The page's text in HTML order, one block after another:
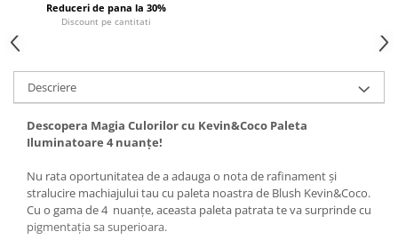
Articole de plaja
Pistoale cu apa
Articole pentru Copii
Articole Diverse copii
Articole diverse pentru copii
Genti, Portofele, Penare
Ingrijire Unghii
Jucarii Creative
Reduceri de pana la 30%
Discount pe cantitati
Descriere
Descopera Magia Culorilor cu Kevin&Coco Paleta
Iluminatoare 4 nuanțe!
Nu rata oportunitatea de a adauga o nota de rafinament și
stralucire machiajului tau cu paleta noastra de Blush Kevin&Coco.
Cu o gama de 4 nuanțe, aceasta paleta patrata te va surprinde cu
pigmentația sa superioara.